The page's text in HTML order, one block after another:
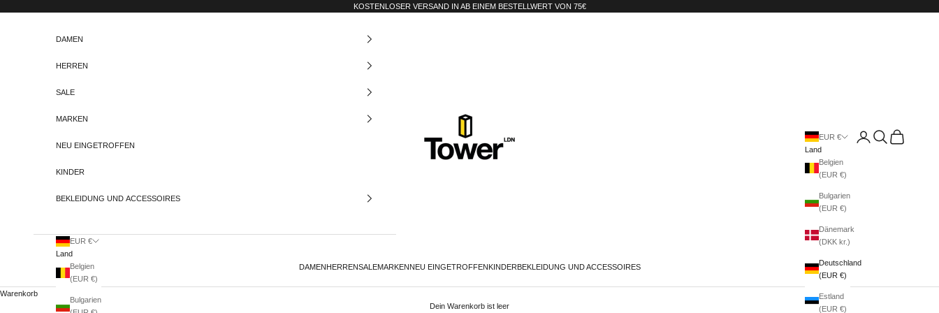
KOSTENLOSER VERSAND IN AB EINEM BESTELLWERT VON 75€
Tower-London.De
DAMEN HERRENSALEMARKEN NEU EINGETROFFEN KINDER BEKLEIDUNG UND ACCESSOIRES
EUR €
Land
Belgien
(EUR €)
Bulgarien
(EUR €)
Dänemark
(DKK kr.)
Deutschland
(EUR €)
Estland
(EUR €)
AnmeldenSuchenWarenkorb
DAMEN
HERREN
SALE
MARKEN
NEU EINGETROFFEN
KINDER
BEKLEIDUNG UND ACCESSOIRES
EUR €
Land
Belgien
(EUR €)
Bulgarien
Warenkorb
Dein Warenkorb ist leer